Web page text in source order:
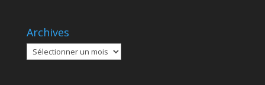
Archives
Archives